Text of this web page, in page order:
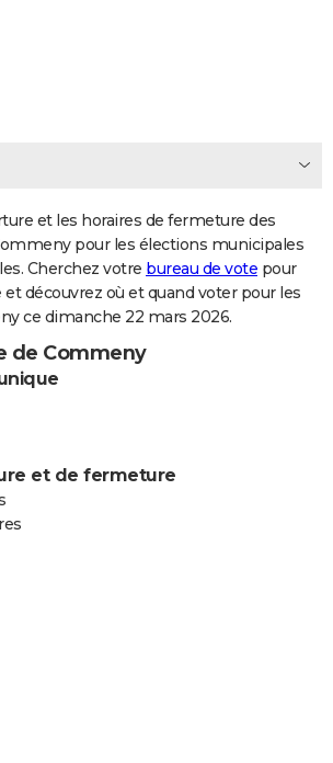
et les horaires de fermeture des
pour les élections municipales
Cherchez votre bureau de vote pour
découvrez où et quand voter pour les
ce dimanche 22 mars 2026.
de Commeny
et de fermeture